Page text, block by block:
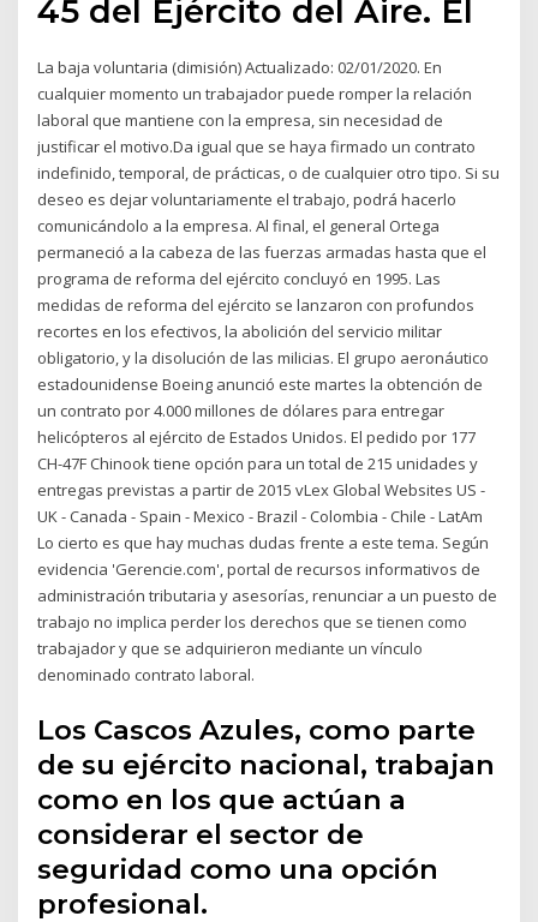
45 del Ejército del Aire. El
La baja voluntaria (dimisión) Actualizado: 02/01/2020. En
cualquier momento un trabajador puede romper la relación
laboral que mantiene con la empresa, sin necesidad de
justificar el motivo.Da igual que se haya firmado un contrato
indefinido, temporal, de prácticas, o de cualquier otro tipo. Si su
deseo es dejar voluntariamente el trabajo, podrá hacerlo
comunicándolo a la empresa. Al final, el general Ortega
permaneció a la cabeza de las fuerzas armadas hasta que el
programa de reforma del ejército concluyó en 1995. Las
medidas de reforma del ejército se lanzaron con profundos
recortes en los efectivos, la abolición del servicio militar
obligatorio, y la disolución de las milicias. El grupo aeronáutico
estadounidense Boeing anunció este martes la obtención de
un contrato por 4.000 millones de dólares para entregar
helicópteros al ejército de Estados Unidos. El pedido por 177
CH-47F Chinook tiene opción para un total de 215 unidades y
entregas previstas a partir de 2015 vLex Global Websites US -
UK - Canada - Spain - Mexico - Brazil - Colombia - Chile - LatAm
Lo cierto es que hay muchas dudas frente a este tema. Según
evidencia 'Gerencie.com', portal de recursos informativos de
administración tributaria y asesorías, renunciar a un puesto de
trabajo no implica perder los derechos que se tienen como
trabajador y que se adquirieron mediante un vínculo
denominado contrato laboral.
Los Cascos Azules, como parte
de su ejército nacional, trabajan
como en los que actúan a
considerar el sector de
seguridad como una opción
profesional.